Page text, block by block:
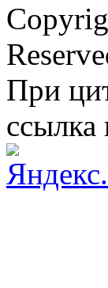
При
ссылка